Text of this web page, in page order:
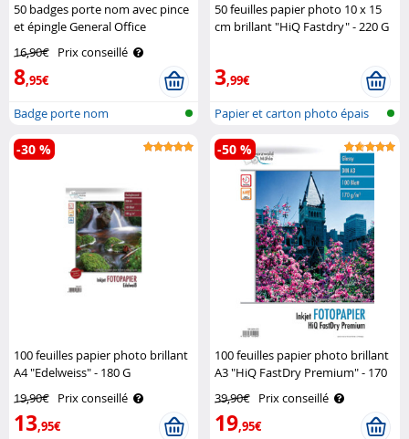
50 badges porte nom avec pince
et épingle General Office
16,90€ Prix conseillé
8,95€
Badge porte nom
50 feuilles papier photo 10 x 15
cm brillant "HiQ Fastdry" - 220 G
3,99€
Papier et carton photo épais
pour i..
100 feuilles papier photo brillant
A4 "Edelweiss" - 180 G
Schwarzwald Mülhe
19,90€ Prix conseillé
13,95€
-30 %
100 feuilles papier photo brillant
A3 "HiQ FastDry Premium" - 170
G Schwarzwald Mülhe
39,90€ Prix conseillé
19,95€
-50 %